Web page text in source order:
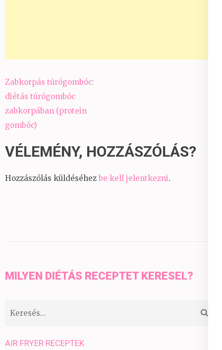
Bejegyzés
navigáció
Zabkorpás túrógombóc:
diétás túrógombóc
zabkorpában (protein
gombóc)
VÉLEMÉNY, HOZZÁSZÓLÁS?
Hozzászólás küldéséhez be kell jelentkezni.
MILYEN DIÉTÁS RECEPTET KERESEL?
Keresés:
AIR FRYER RECEPTEK